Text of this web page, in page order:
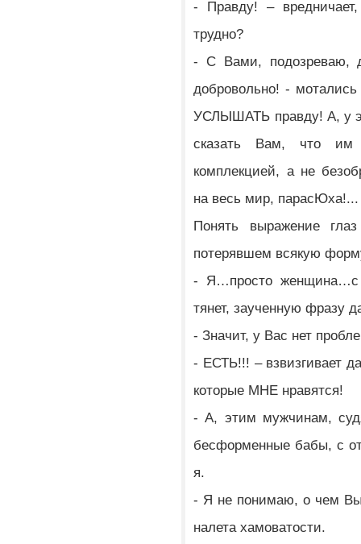
- Правду! –
трудно?
- С Вами, подозреваю,
добровольно! -
УСЛЫШАТЬ правду! А, у
сказать Вам, что
комплекцией, а не
на весь мир, парасЮха!...
Понять выражение
потерявшем всякую
- Я…просто женщина…с
тянет, заученную фразу
- Значит, у Вас нет
- ЕСТЬ!!! – взвизгивает
которые МНЕ нравятся!
- А, этим мужчинам,
бесформенные бабы, с
я.
- Я не понимаю, о чем
налета хамоватости.